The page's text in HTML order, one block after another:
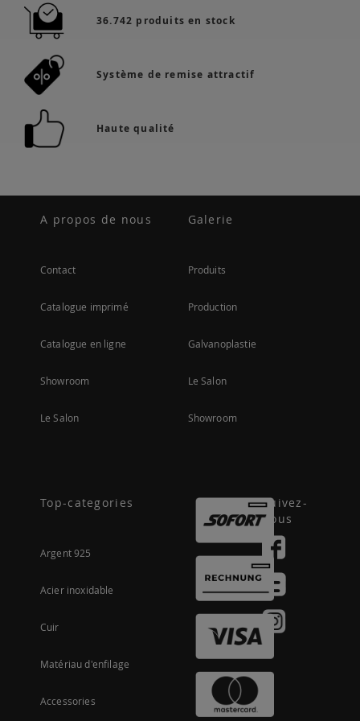
36.742 produits en stock
Système de remise attractif
Haute qualité
A propos de nous
Contact
Catalogue imprimé
Catalogue en ligne
Showroom
Le Salon
Galerie
Produits
Production
Galvanoplastie
Le Salon
Showroom
Top-categories
Argent 925
Acier inoxidable
Cuir
Matériau d'enfilage
Accessories
Suivez-
nous